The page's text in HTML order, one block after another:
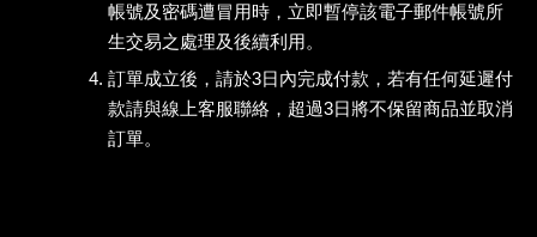
帳號及密碼遭冒用時，立即暫停該電子郵件帳號所
生交易之處理及後續利用。
訂單成立後，請於3日內完成付款，若有任何延遲付
款請與線上客服聯絡，超過3日將不保留商品並取消
訂單。